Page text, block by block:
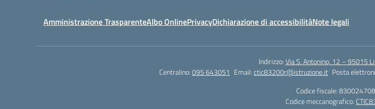
Amministrazione TrasparenteAlbo OnlinePrivacyDichiarazione di accessibilitàNote legali
Indirizzo:Via S. Antonino, 12 – 95015
Centralino:095 643051 Email:ctic83200r@istruzione.it Posta
Codice fiscale:
Codice meccanografico: